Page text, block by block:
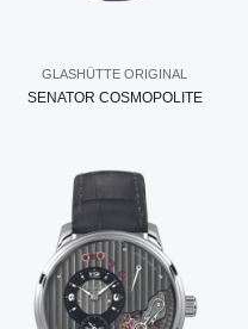
GLASHÜTTE ORIGINAL
SENATOR COSMOPOLITE